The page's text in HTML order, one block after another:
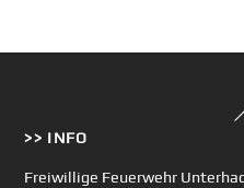
>> INFO
Freiwillige Feuerwehr